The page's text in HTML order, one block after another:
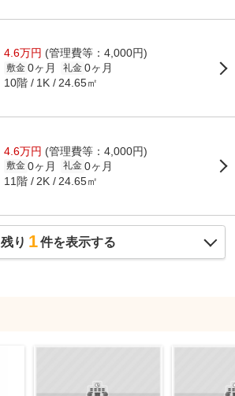
4.6万円 (管理費等：4,000円)
敷金 0ヶ月 礼金 0ヶ月
10階 1K 24.65㎡
4.6万円 (管理費等：4,000円)
敷金 0ヶ月 礼金 0ヶ月
11階 2K 24.65㎡
残り 1件を表示する